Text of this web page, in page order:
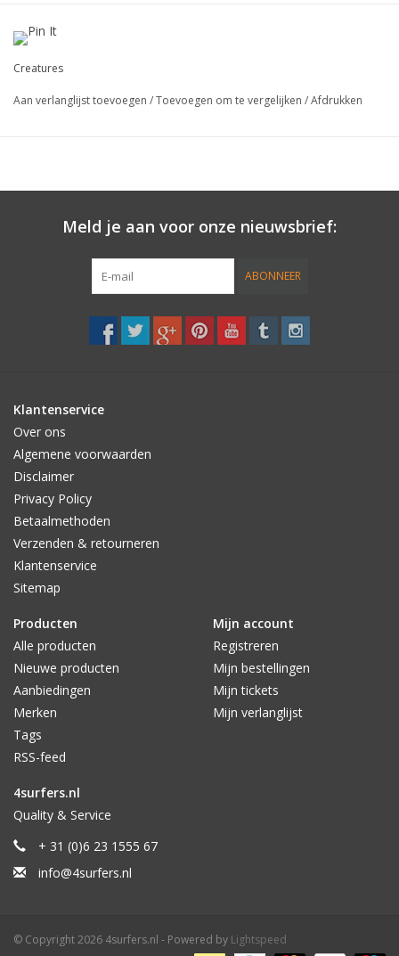
Creatures
Aan verlanglijst toevoegen /Toevoegen om te vergelijken /Afdrukken
Meld je aan voor onze nieuwsbrief:
ABONNEER
Klantenservice
Over ons
Algemene voorwaarden
Disclaimer
Privacy Policy
Betaalmethoden
Verzenden & retourneren
Klantenservice
Sitemap
Producten
Alle producten
Nieuwe producten
Aanbiedingen
Merken
Tags
RSS-feed
Mijn account
Registreren
Mijn bestellingen
Mijn tickets
Mijn verlanglijst
4surfers.nl
Quality & Service
+ 31 (0)6 23 1555 67
info@4surfers.nl
© Copyright 2026 4surfers.nl - Powered by Lightspeed